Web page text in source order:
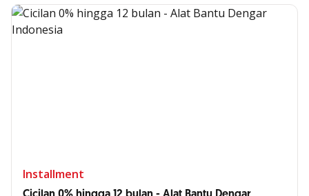
Installment